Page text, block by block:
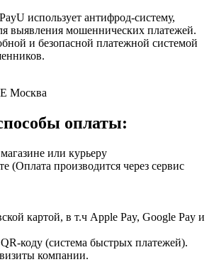
использует антифрод-систему,
выявления мошеннических платежей.
и безопасной платежной системой
Москва
оплаты:
или курьеру
(Оплата производится через сервис
картой, в т.ч Apple Pay, Google Pay и
коду (система быстрых платежей).
компании.